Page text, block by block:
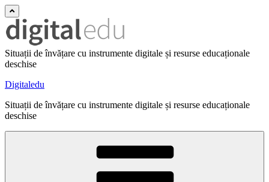
Situații de învățare cu instrumente digitale și resurse educaționale
deschise
Digitaledu
Situații de învățare cu instrumente digitale și resurse educaționale
deschise